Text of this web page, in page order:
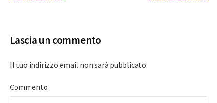
Lascia un commento
Il tuo indirizzo email non sarà pubblicato.
Commento